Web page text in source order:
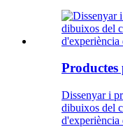
Productes
Dissenyar i
dibuixos del
d'experiència